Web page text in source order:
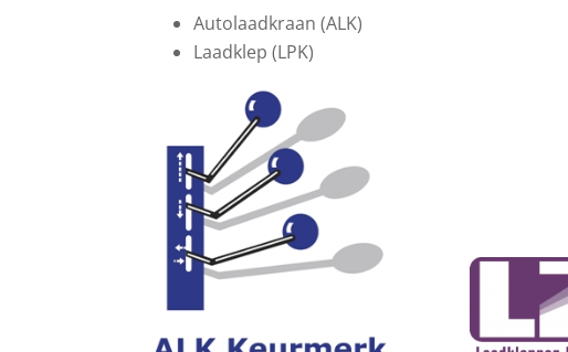
Autolaadkraan (ALK)
Laadklep (LPK)